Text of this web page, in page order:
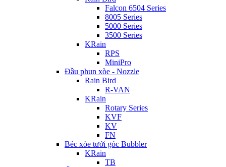
Falcon 6504 Series
8005 Series
5000 Series
3500 Series
KRain
RPS
MiniPro
Đầu phun xòe - Nozzle
Rain Bird
R-VAN
KRain
Rotary Series
KVF
KV
FN
Béc xòe tưới góc Bubbler
KRain
TB